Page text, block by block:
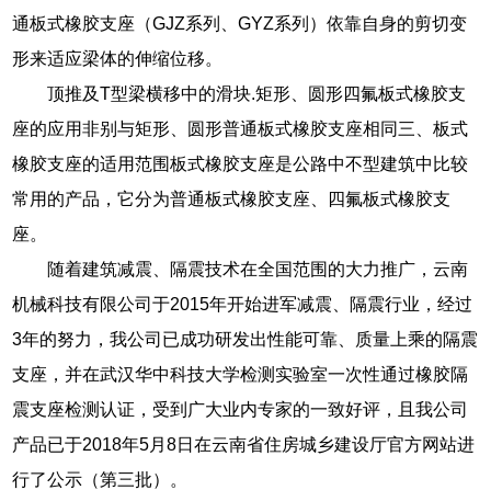
通板式橡胶支座（GJZ系列、GYZ系列）依靠自身的剪切变
形来适应梁体的伸缩位移。
顶推及T型梁横移中的滑块.矩形、圆形四氟板式橡胶支
座的应用非别与矩形、圆形普通板式橡胶支座相同三、板式
橡胶支座的适用范围板式橡胶支座是公路中不型建筑中比较
常用的产品，它分为普通板式橡胶支座、四氟板式橡胶支
座。
随着建筑减震、隔震技术在全国范围的大力推广，云南
机械科技有限公司于2015年开始进军减震、隔震行业，经过
3年的努力，我公司已成功研发出性能可靠、质量上乘的隔震
支座，并在武汉华中科技大学检测实验室一次性通过橡胶隔
震支座检测认证，受到广大业内专家的一致好评，且我公司
产品已于2018年5月8日在云南省住房城乡建设厅官方网站进
行了公示（第三批）。